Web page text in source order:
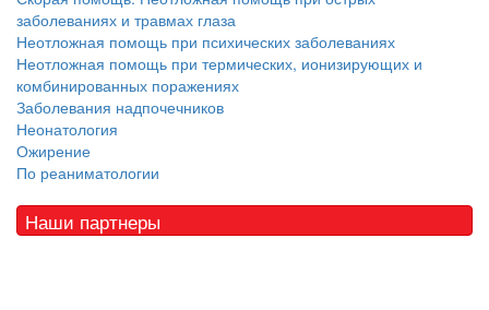
заболеваниях и травмах глаза
Неотложная помощь при психических заболеваниях
Неотложная помощь при термических, ионизирующих и
комбинированных поражениях
Заболевания надпочечников
Неонатология
Ожирение
По реаниматологии
Наши партнеры